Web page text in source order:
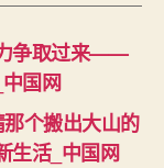
争取过来——
国网
个搬出大山的
生活_中国网